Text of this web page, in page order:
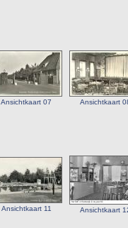
Ansichtkaart 07 Ansichtkaart
Ansichtkaart 11 Ansichtkaart